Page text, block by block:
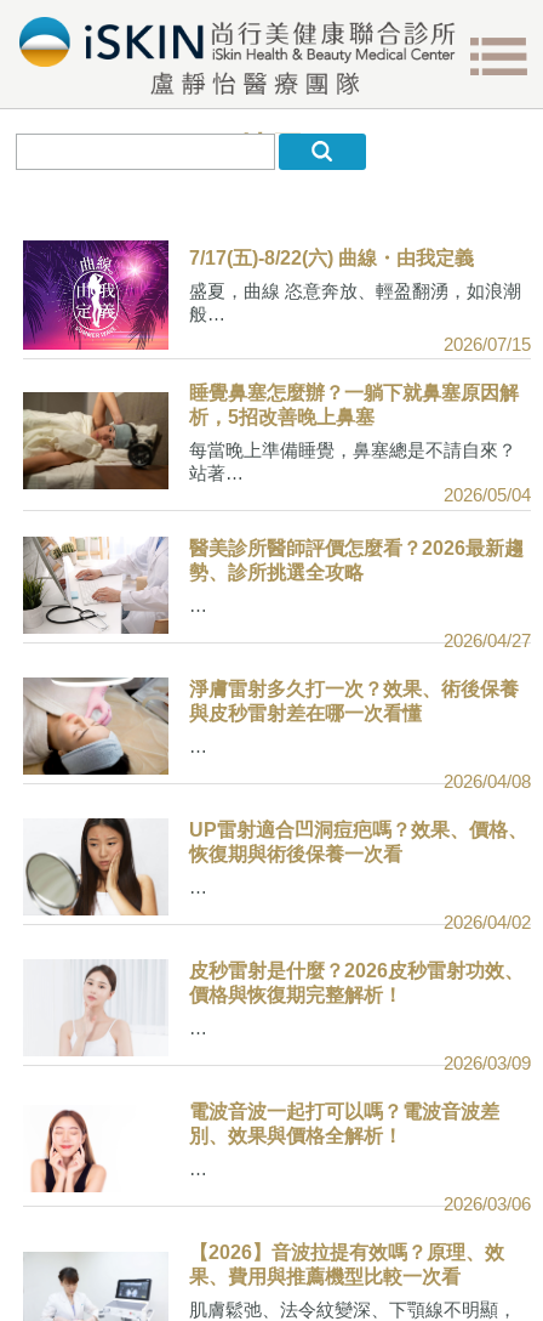
7/17(五)-8/22(六) 曲線・由我定義
2026/07/15
盛夏，曲線 恣意奔放、輕盈翻湧，如浪潮
般…
睡覺鼻塞怎麼辦？一躺下就鼻塞原因解
析，5招改善晚上鼻塞
2026/05/04
每當晚上準備睡覺，鼻塞總是不請自來？
站著…
醫美診所醫師評價怎麼看？2026最新趨
勢、診所挑選全攻略
2026/04/27
…
淨膚雷射多久打一次？效果、術後保養
與皮秒雷射差在哪一次看懂
2026/04/08
…
UP雷射適合凹洞痘疤嗎？效果、價格、
恢復期與術後保養一次看
2026/04/02
…
皮秒雷射是什麼？2026皮秒雷射功效、
價格與恢復期完整解析！
2026/03/09
…
電波音波一起打可以嗎？電波音波差
別、效果與價格全解析！
2026/03/06
…
【2026】音波拉提有效嗎？原理、效
果、費用與推薦機型比較一次看
肌膚鬆弛、法令紋變深、下顎線不明顯，